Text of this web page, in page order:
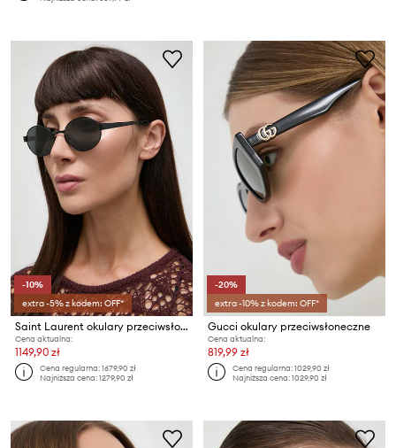
-10%
extra -5% z kodem: OFF*
Saint Laurent okulary przeciwsłoneczne
Cena aktualna:
1149,90 zł
Cena regularna:1679,90 zł
Najniższa cena:1279,90 zł
-20%
extra -10% z kodem: OFF*
Gucci okulary przeciwsłoneczne
Cena aktualna:
819,99 zł
Cena regularna:1029,90 zł
Najniższa cena:1029,90 zł